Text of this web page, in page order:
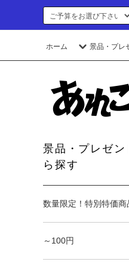
ホーム 景品・プレ
景品・プレゼン
ら探す
数量限定！特別特価商
～100円